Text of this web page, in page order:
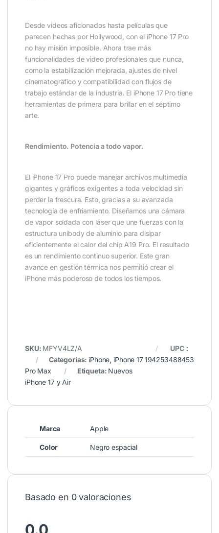
Desde videos aficionados hasta películas que
parecen hechas por Hollywood, con el iPhone 17 Pro
no hay misión imposible. Ahora trae más
funcionalidades de video profesionales que nunca,
como la estabilización mejorada, ajustes de nivel
cinematográfico y compatibilidad con flujos de
trabajo estándar de la industria. El iPhone 17 Pro tiene
herramientas de primera para brillar en el séptimo
arte.
Rendimiento. Potencia a todo vapor.
El iPhone 17 Pro puede manejar archivos multimedia
gigantes y gráficos exigentes a toda velocidad sin
perder la frescura. Esto, gracias a su avanzada
tecnología de enfriamiento. Diseñamos una cámara
de vapor soldada con láser que une fuerzas con la
estructura unibody de aluminio para disipar
eficientemente el calor del chip A19 Pro. El resultado
es un rendimiento continuo superior. Este gran
avance en gestión térmica nos permitió crear el
iPhone más poderoso de todos los tiempos.
SKU: MFYV4LZ/A
Categorías: iPhone, iPhone 17
Pro Max
Etiqueta: Nuevos
iPhone 17 y Air
UPC :
194253488453
Marca Apple
Color Negro espacial
Basado en 0 valoraciones